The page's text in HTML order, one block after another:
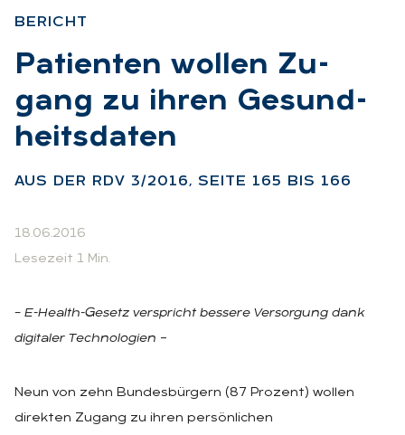
BE­RICHT
:Pa­ti­en­ten wol­len Zu­
gang zu ih­ren Ge­sund­
heits­da­ten
AUS DER RDV 3/2016, SEI­TE 165 BIS 166
18.06.2016
Lesezeit 1 Min.
– E-Health-Gesetz verspricht bessere Versorgung dank
digitaler Technologien –
Neun von zehn Bundesbürgern (87 Prozent) wollen
direkten Zugang zu ihren persönlichen